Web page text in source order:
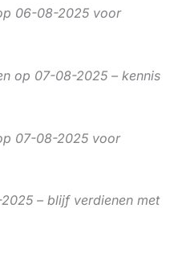
06-08-2025 voor
op 07-08-2025 – kennis
07-08-2025 voor
– blijf verdienen met